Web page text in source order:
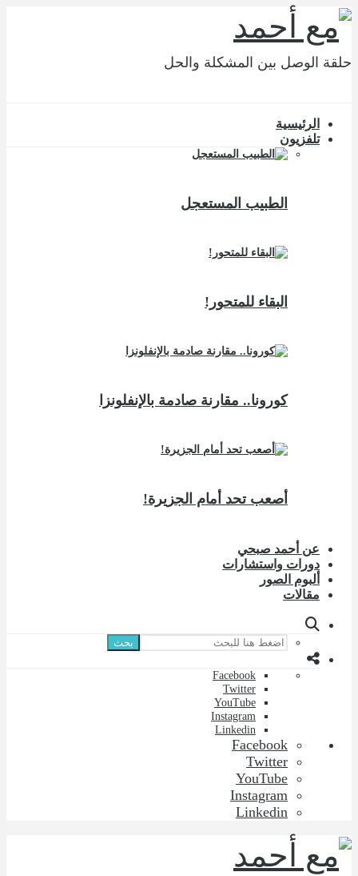
حلقة الوصل بين المشكلة والحل
الرئيسية
تلفزيون
الطبيب المستعجل
البقاء للمتحور!
كورونا.. مقارنة صادمة بالإنفلونزا
أصعب تحد أمام الجزيرة!
عن أحمد صبحي
دورات واستشارات
ألبوم الصور
مقالات
بحث
Facebook
Twitter
YouTube
Instagram
Linkedin
Facebook
Twitter
YouTube
Instagram
Linkedin